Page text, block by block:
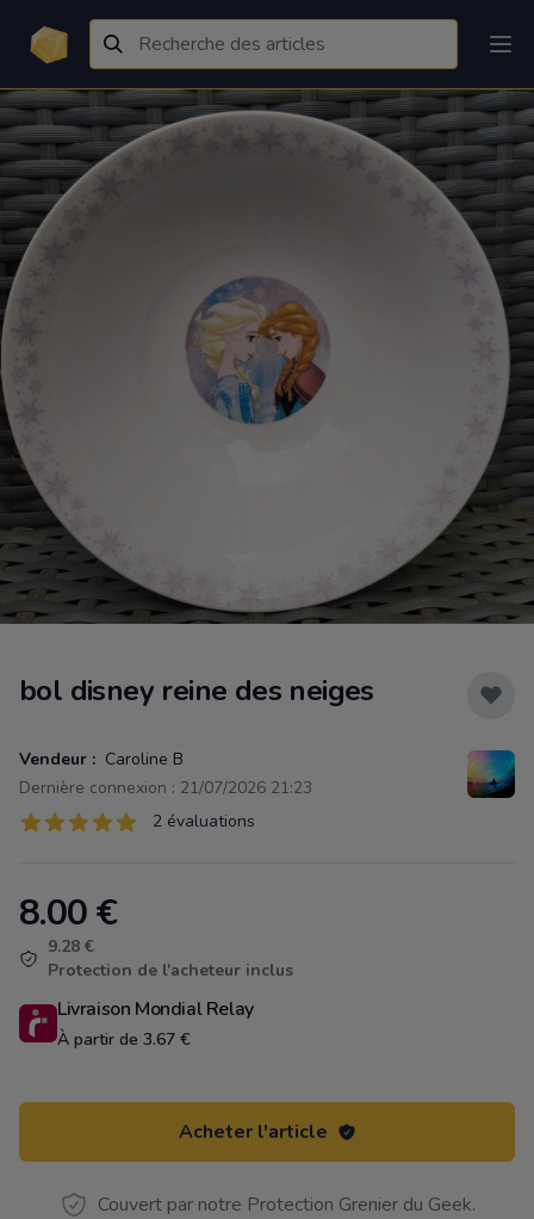
bol disney reine des neiges
Vendeur : Caroline B
Dernière connexion : 21/07/2026 21:23
Évaluations
2 sur 5 étoiles 2 évaluations
Product information
8.00€
9.28 €
Protection de l'acheteur inclus
Livraison Mondial Relay
À partir de 3.67 €
Acheter l'article
Couvert par notre Protection Grenier du Geek.